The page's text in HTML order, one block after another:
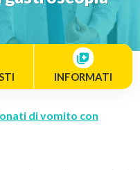
INFORMATI
di vomito con